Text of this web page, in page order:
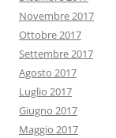
Novembre 2017
Ottobre 2017
Settembre 2017
Agosto 2017
Luglio 2017
Giugno 2017
Maggio 2017